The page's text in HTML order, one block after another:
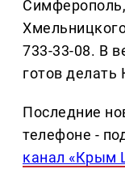
733-33-08. В
готов
Последние
телефоне -
канал «Крым